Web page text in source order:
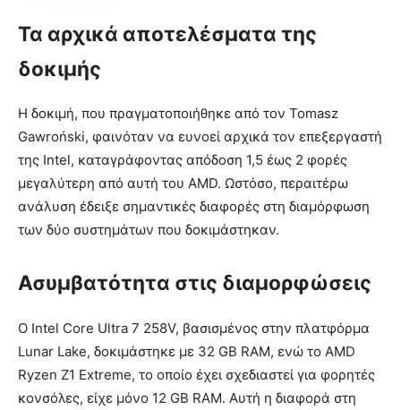
Τα αρχικά αποτελέσματα της
δοκιμής
Η δοκιμή, που πραγματοποιήθηκε από τον Tomasz
Gawroński, φαινόταν να ευνοεί αρχικά τον επεξεργαστή
της Intel, καταγράφοντας απόδοση 1,5 έως 2 φορές
μεγαλύτερη από αυτή του AMD. Ωστόσο, περαιτέρω
ανάλυση έδειξε σημαντικές διαφορές στη διαμόρφωση
των δύο συστημάτων που δοκιμάστηκαν.
Ασυμβατότητα στις διαμορφώσεις
Ο Intel Core Ultra 7 258V, βασισμένος στην πλατφόρμα
Lunar Lake, δοκιμάστηκε με 32 GB RAM, ενώ το AMD
Ryzen Z1 Extreme, το οποίο έχει σχεδιαστεί για φορητές
κονσόλες, είχε μόνο 12 GB RAM. Αυτή η διαφορά στη